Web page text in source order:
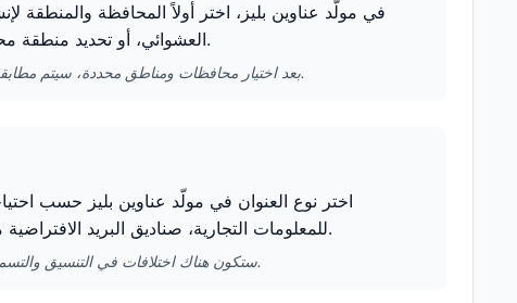
في مولّد عناوين بليز، اختر أولاً المحافظة والمنطقة
العشوائي، أو تحديد منطقة محددة للحصول على بيانات عناوين تتوافق بشكل أفضل مع الخصائص المحلية.
بعد اختيار محافظات ومناطق محددة، سيتم مطابقة العناوين وأسماء المباني المولّدة تلقائيًا مع تلك المنطقة، مما يحسن مصداقية البيانات.
اختر نوع العنوان في مولّد عناوين بليز حسب
للمعلومات التجارية، صناديق البريد الافتراضية مناسبة للاستخدام المؤقت، وعناوين الحرم الجامعي مناسبة لملفات الطلاب.
ستكون هناك اختلافات في التنسيق والتسمية لأنواع العناوين المختلفة، وسيقوم مولّد عناوين بليز بالتعديل تلقائيًا بناءً على اختيارك.